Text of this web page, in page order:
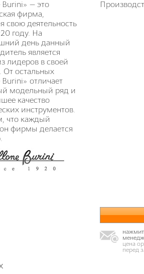
Burini» — это
фирма,
свою деятельность
году. На
день данный
является
лидеров в своей
От остальных
Burini» отличает
модельный ряд и
качество
инструментов.
что каждый
фирмы делается
цена
перед